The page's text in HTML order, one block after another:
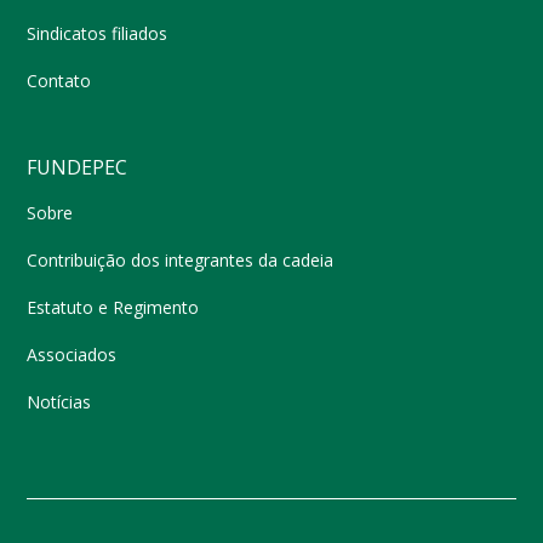
Sindicatos filiados
Contato
FUNDEPEC
Sobre
Contribuição dos integrantes da cadeia
Estatuto e Regimento
Associados
Notícias